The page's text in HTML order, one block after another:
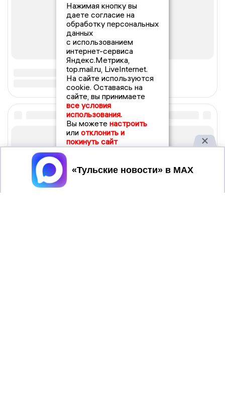
Нажимая кнопку вы
даете согласие на
обработку персональных
данных
с использованием
интернет-сервиса
Яндекс.Метрика,
top.mail.ru, LiveInternet.
На сайте используются
cookie. Оставаясь на
сайте, вы принимаете
все условия
использования.
Вы можете настроить
или отклонить и
покинуть сайт
Принять